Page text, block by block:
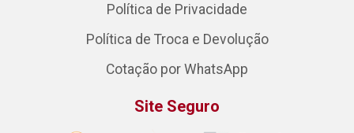
Política de Privacidade
Política de Troca e Devolução
Cotação por WhatsApp
Site Seguro